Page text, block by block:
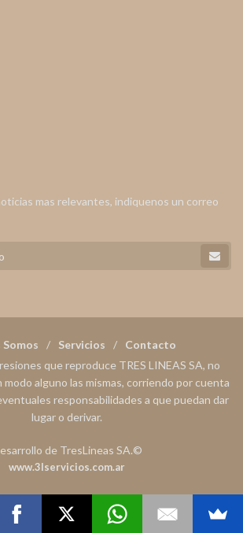
mas relevantes, indiquenos un correo
Somos Servicios
Contacto
que reproduce TRES LINEAS SA, no
modo alguno las mismas, corriendo por cuenta
responsabilidades a que puedan dar
lugar o derivar.
de TresLineas SA.©
www.3lservicios.com.ar